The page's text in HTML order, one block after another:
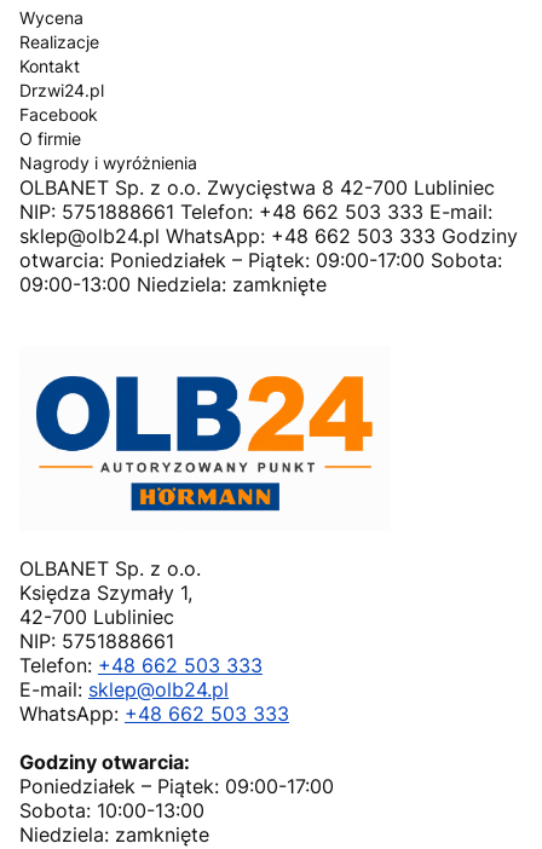
Wycena
Realizacje
Kontakt
Drzwi24.pl
Facebook
O firmie
Nagrody i wyróżnienia
OLBANET Sp. z o.o. Zwycięstwa 8 42-700 Lubliniec
NIP: 5751888661 Telefon: +48 662 503 333 E-mail:
sklep@olb24.pl WhatsApp: +48 662 503 333 Godziny
otwarcia: Poniedziałek – Piątek: 09:00-17:00 Sobota:
09:00-13:00 Niedziela: zamknięte
OLBANET Sp. z o.o.
Księdza Szymały 1,
42-700 Lubliniec
NIP: 5751888661
Telefon: +48 662 503 333
E-mail: sklep@olb24.pl
WhatsApp: +48 662 503 333
Godziny otwarcia:
Poniedziałek – Piątek: 09:00-17:00
Sobota: 10:00-13:00
Niedziela: zamknięte